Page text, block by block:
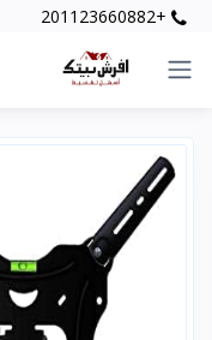
+201123660882